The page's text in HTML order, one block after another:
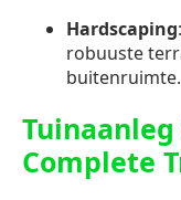
Hardscaping
robuuste
buitenruimte.
Tuinaanleg
Complete